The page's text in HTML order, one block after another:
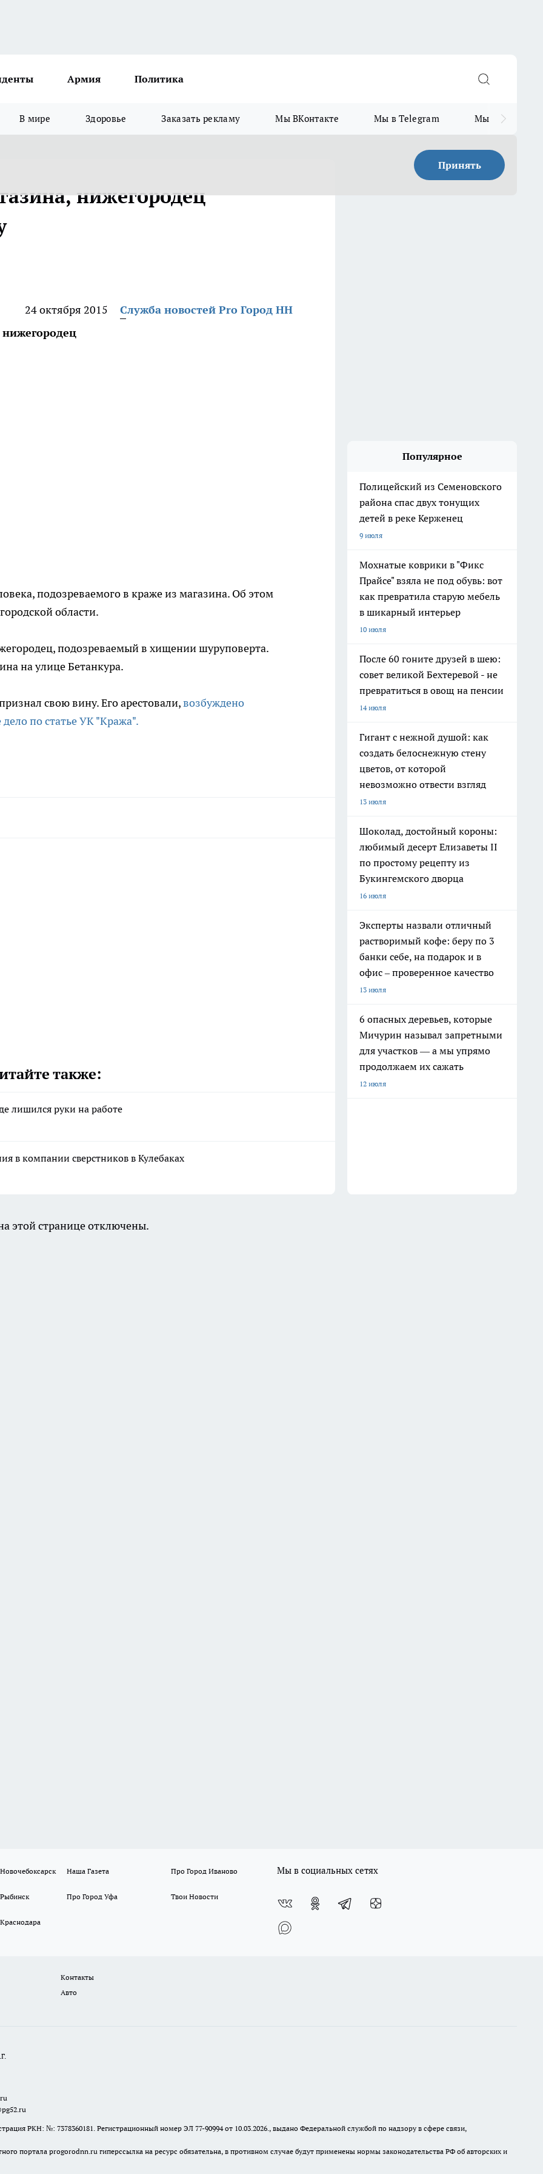
Армия Политика
В мире Здоровье Заказать рекламу Мы ВКонтакте Мы в Telegram Мы в MAX
Принять
нижегородец
24 октября 2015
Служба новостей Pro Город НН
подозреваемого в краже из магазина. Об этом
области.
подозреваемый в хищении шуруповерта.
на улице Бетанкура.
свою вину. Его арестовали,возбуждено
дело по статье УК "Кража".
также:
лишился руки на работе
в компании сверстников в Кулебаках
Популярное
Полицейский из Семеновского
района спас двух тонущих
детей в реке Керженец
9 июля
Мохнатые коврики в "Фикс
Прайсе" взяла не под обувь: вот
как превратила старую мебель
в шикарный интерьер
10 июля
После 60 гоните друзей в шею:
совет великой Бехтеревой - не
превратиться в овощ на пенсии
14 июля
Гигант с нежной душой: как
создать белоснежную стену
цветов, от которой
невозможно отвести взгляд
13 июля
Шоколад, достойный короны:
любимый десерт Елизаветы II
по простому рецепту из
Букингемского дворца
16 июля
Эксперты назвали отличный
растворимый кофе: беру по 3
банки себе, на подарок и в
офис – проверенное качество
13 июля
6 опасных деревьев, которые
Мичурин называл запретными
для участков — а мы упрямо
продолжаем их сажать
12 июля
этой странице отключены.
Наша Газета Про Город Иваново
Про Город Уфа Твои Новости
Мы в социальных сетях
Контакты
Авто
РКН: №: 7378360181. Регистрационный номер ЭЛ 77-90994 от 10.03.2026., выдано Федеральной службой по надзору в сфере связи,
портала progorodnn.ru гиперссылка на ресурс обязательна, в противном случае будут применены нормы законодательства РФ об авторских и